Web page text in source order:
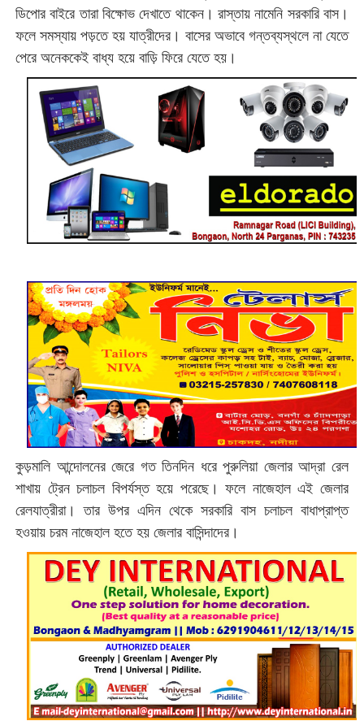
ডিপোর বাইরে তারা বিক্ষোভ দেখাতে থাকেন। রাস্তায় নামেনি সরকারি বাস।‌
ফলে সমস্যায় পড়তে হয় যাত্রীদের। বাসের অভাবে গন্তব্যস্থলে না যেতে
পেরে অনেককেই বাধ্য হয়ে বাড়ি ফিরে যেতে হয়।
কুড়মালি আন্দোলনের জেরে গত তিনদিন ধরে পুরুলিয়া জেলার আদ্রা রেল
শাখায় ট্রেন চলাচল বিপর্যস্ত হয়ে পরেছে। ফলে নাজেহাল এই জেলার
রেলযাত্রীরা। তার উপর এদিন থেকে সরকারি বাস চলাচল বাধাপ্রাপ্ত
হওয়ায় চরম নাজেহাল হতে হয় জেলার বাসিন্দাদের।